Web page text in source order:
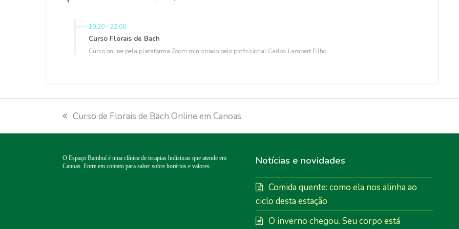
19:20 - 22:00
Curso Florais de Bach
Curso online pela plataforma Zoom ministrado pelo profissional Carlos Lampert Filho
previous
Curso de Florais de Bach Online em Canoas
O Espaço Bambuí é uma clínica de terapias holísticas que atende em
Canoas. Entre em contato para saber sobre horários e valores.
Notícias e novidades
Comida quente: como ela nos alinha ao
ciclo desta estação
O inverno chegou. Seu corpo está